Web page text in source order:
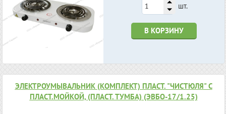
шт.
В КОРЗИНУ
ЭЛЕКТРОУМЫВАЛЬНИК (КОМПЛЕКТ) ПЛАСТ. "ЧИСТЮЛЯ" С
ПЛАСТ.МОЙКОЙ, (ПЛАСТ. ТУМБА) (ЭВБО-17/1.25)